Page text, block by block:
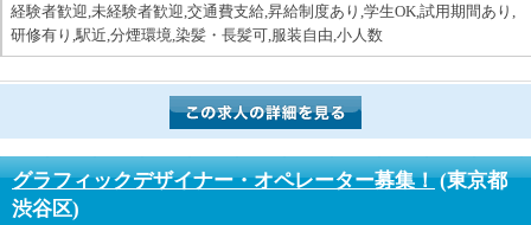
経験者歓迎,未経験者歓迎,交通費支給,昇給制度あり,学生OK,試用期間あり,
研修有り,駅近,分煙環境,染髪・長髪可,服装自由,小人数
グラフィックデザイナー・オペレーター募集！(東京都
渋谷区)